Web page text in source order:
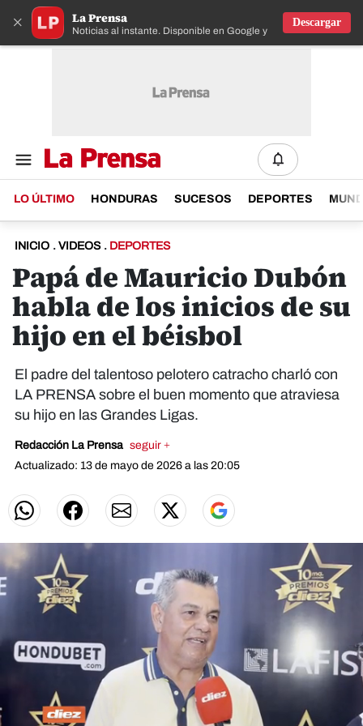
× La Prensa
Noticias al instante. Disponible en Google y IOS
Descargar
LO ÚLTIMO HONDURAS SUCESOS DEPORTES
INICIO . VIDEOS . DEPORTES
Papá de Mauricio Dubón
habla de los inicios de su
hijo en el béisbol
El padre del talentoso pelotero catracho charló con
LA PRENSA sobre el buen momento que atraviesa
su hijo en las Grandes Ligas.
Redacción La Prensa seguir +
Actualizado: 13 de mayo de 2026 a las 20:05